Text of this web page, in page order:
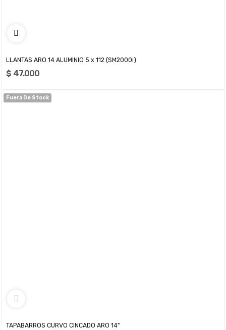
LLANTAS ARO 14 ALUMINIO 5 x 112 (SM2000i)
$ 47.000
Fuera De Stock
TAPABARROS CURVO CINCADO ARO 14"